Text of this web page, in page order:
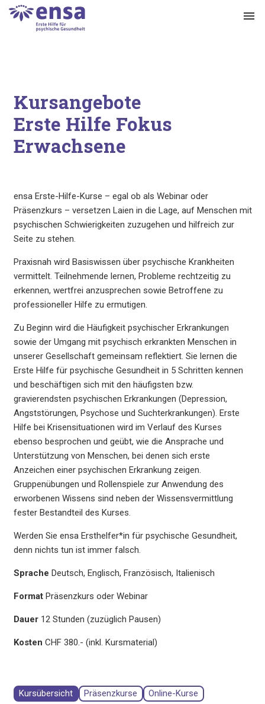
menu
Kursangebote
Erste Hilfe Fokus
Erwachsene
ensa Erste-Hilfe-Kurse – egal ob als Webinar oder
Präsenzkurs – versetzen Laien in die Lage, auf Menschen mit
psychischen Schwierigkeiten zuzugehen und hilfreich zur
Seite zu stehen.
Praxisnah wird Basiswissen über psychische Krankheiten
vermittelt. Teilnehmende lernen, Probleme rechtzeitig zu
erkennen, wertfrei anzusprechen sowie Betroffene zu
professioneller Hilfe zu ermutigen.
Zu Beginn wird die Häufigkeit psychischer Erkrankungen
sowie der Umgang mit psychisch erkrankten Menschen in
unserer Gesellschaft gemeinsam reflektiert. Sie lernen die
Erste Hilfe für psychische Gesundheit in 5 Schritten kennen
und beschäftigen sich mit den häufigsten bzw.
gravierendsten psychischen Erkrankungen (Depression,
Angststörungen, Psychose und Suchterkrankungen). Erste
Hilfe bei Krisensituationen wird im Verlauf des Kurses
ebenso besprochen und geübt, wie die Ansprache und
Unterstützung von Menschen, bei denen sich erste
Anzeichen einer psychischen Erkrankung zeigen.
Gruppenübungen und Rollenspiele zur Anwendung des
erworbenen Wissens sind neben der Wissensvermittlung
fester Bestandteil des Kurses.
Werden Sie ensa Ersthelfer*in für psychische Gesundheit,
denn nichts tun ist immer falsch.
Sprache Deutsch, Englisch, Französisch, Italienisch
FormatPräsenzkurs oder Webinar
Dauer12 Stunden (zuzüglich Pausen)
Kosten CHF 380.- (inkl. Kursmaterial)
Kursübersicht Präsenzkurse Online-Kurse